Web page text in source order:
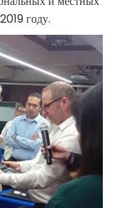
году.